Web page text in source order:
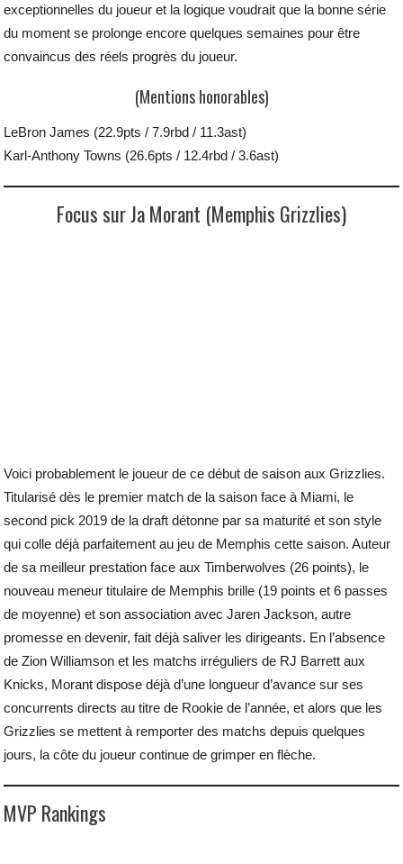
exceptionnelles du joueur et la logique voudrait que la bonne série
du moment se prolonge encore quelques semaines pour être
convaincus des réels progrès du joueur.
(Mentions honorables)
LeBron James (22.9pts / 7.9rbd / 11.3ast)
Karl-Anthony Towns (26.6pts / 12.4rbd / 3.6ast)
Focus sur Ja Morant (Memphis Grizzlies)
Voici probablement le joueur de ce début de saison aux Grizzlies.
Titularisé dès le premier match de la saison face à Miami, le
second pick 2019 de la draft détonne par sa maturité et son style
qui colle déjà parfaitement au jeu de Memphis cette saison. Auteur
de sa meilleur prestation face aux Timberwolves (26 points), le
nouveau meneur titulaire de Memphis brille (19 points et 6 passes
de moyenne) et son association avec Jaren Jackson, autre
promesse en devenir, fait déjà saliver les dirigeants. En l’absence
de Zion Williamson et les matchs irréguliers de RJ Barrett aux
Knicks, Morant dispose déjà d’une longueur d’avance sur ses
concurrents directs au titre de Rookie de l’année, et alors que les
Grizzlies se mettent à remporter des matchs depuis quelques
jours, la côte du joueur continue de grimper en flèche.
MVP Rankings